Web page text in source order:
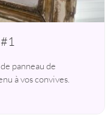
panneau de
à vos convives.